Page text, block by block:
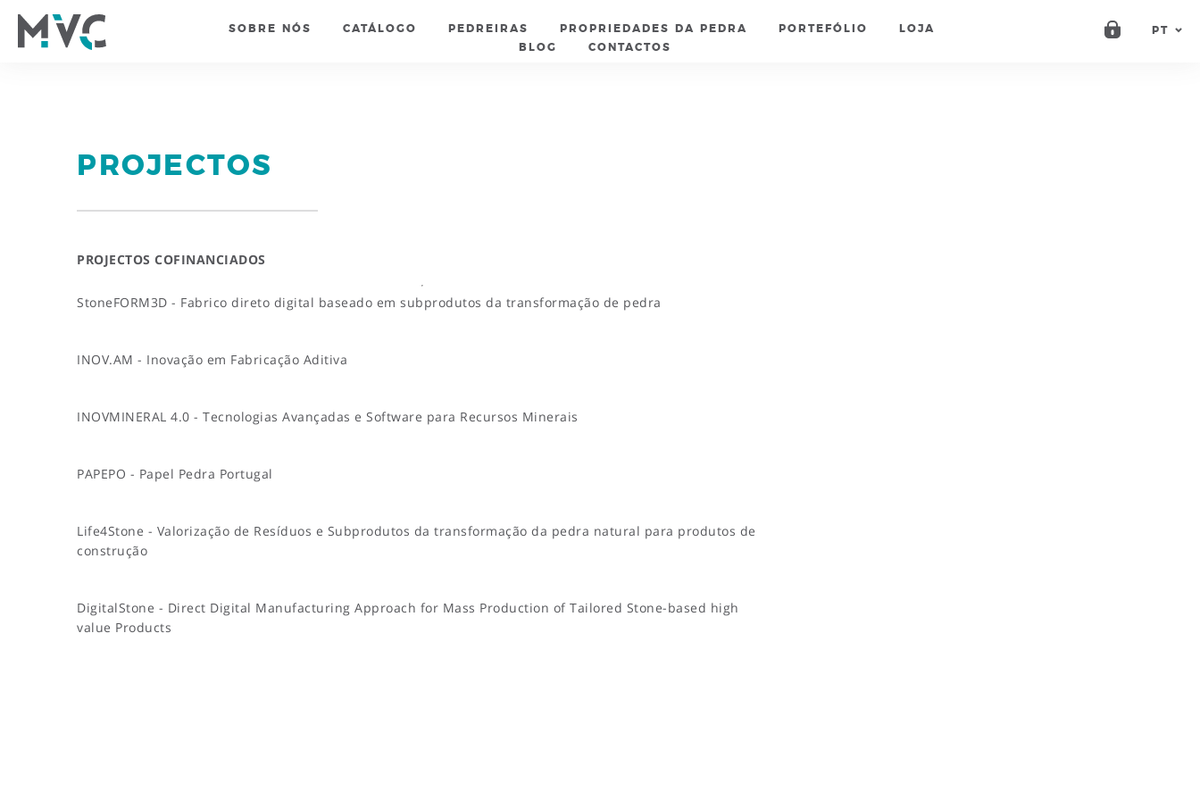
SOBRE NÓS CATÁLOGO PEDREIRAS PROPRIEDADES DA PEDRA PORTEFÓLIO
LOJA
BLOG
CONTACTOS
PT
PROJECTOS
PROJECTOS COFINANCIADOS
StoneFORM3D - Fabrico direto digital baseado em subprodutos da transformação de pedra
INOV.AM - Inovação em Fabricação Aditiva
INOVMINERAL 4.0 - Tecnologias Avançadas e Software para Recursos Minerais
PAPEPO - Papel Pedra Portugal
Life4Stone - Valorização de Resíduos e Subprodutos da transformação da pedra natural para produtos de
construção
DigitalStone - Direct Digital Manufacturing Approach for Mass Production of Tailored Stone-based high
value Products